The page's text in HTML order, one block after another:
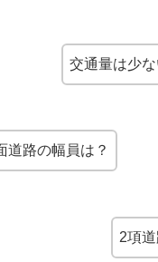
交通量は少
道路の幅員は？
2項